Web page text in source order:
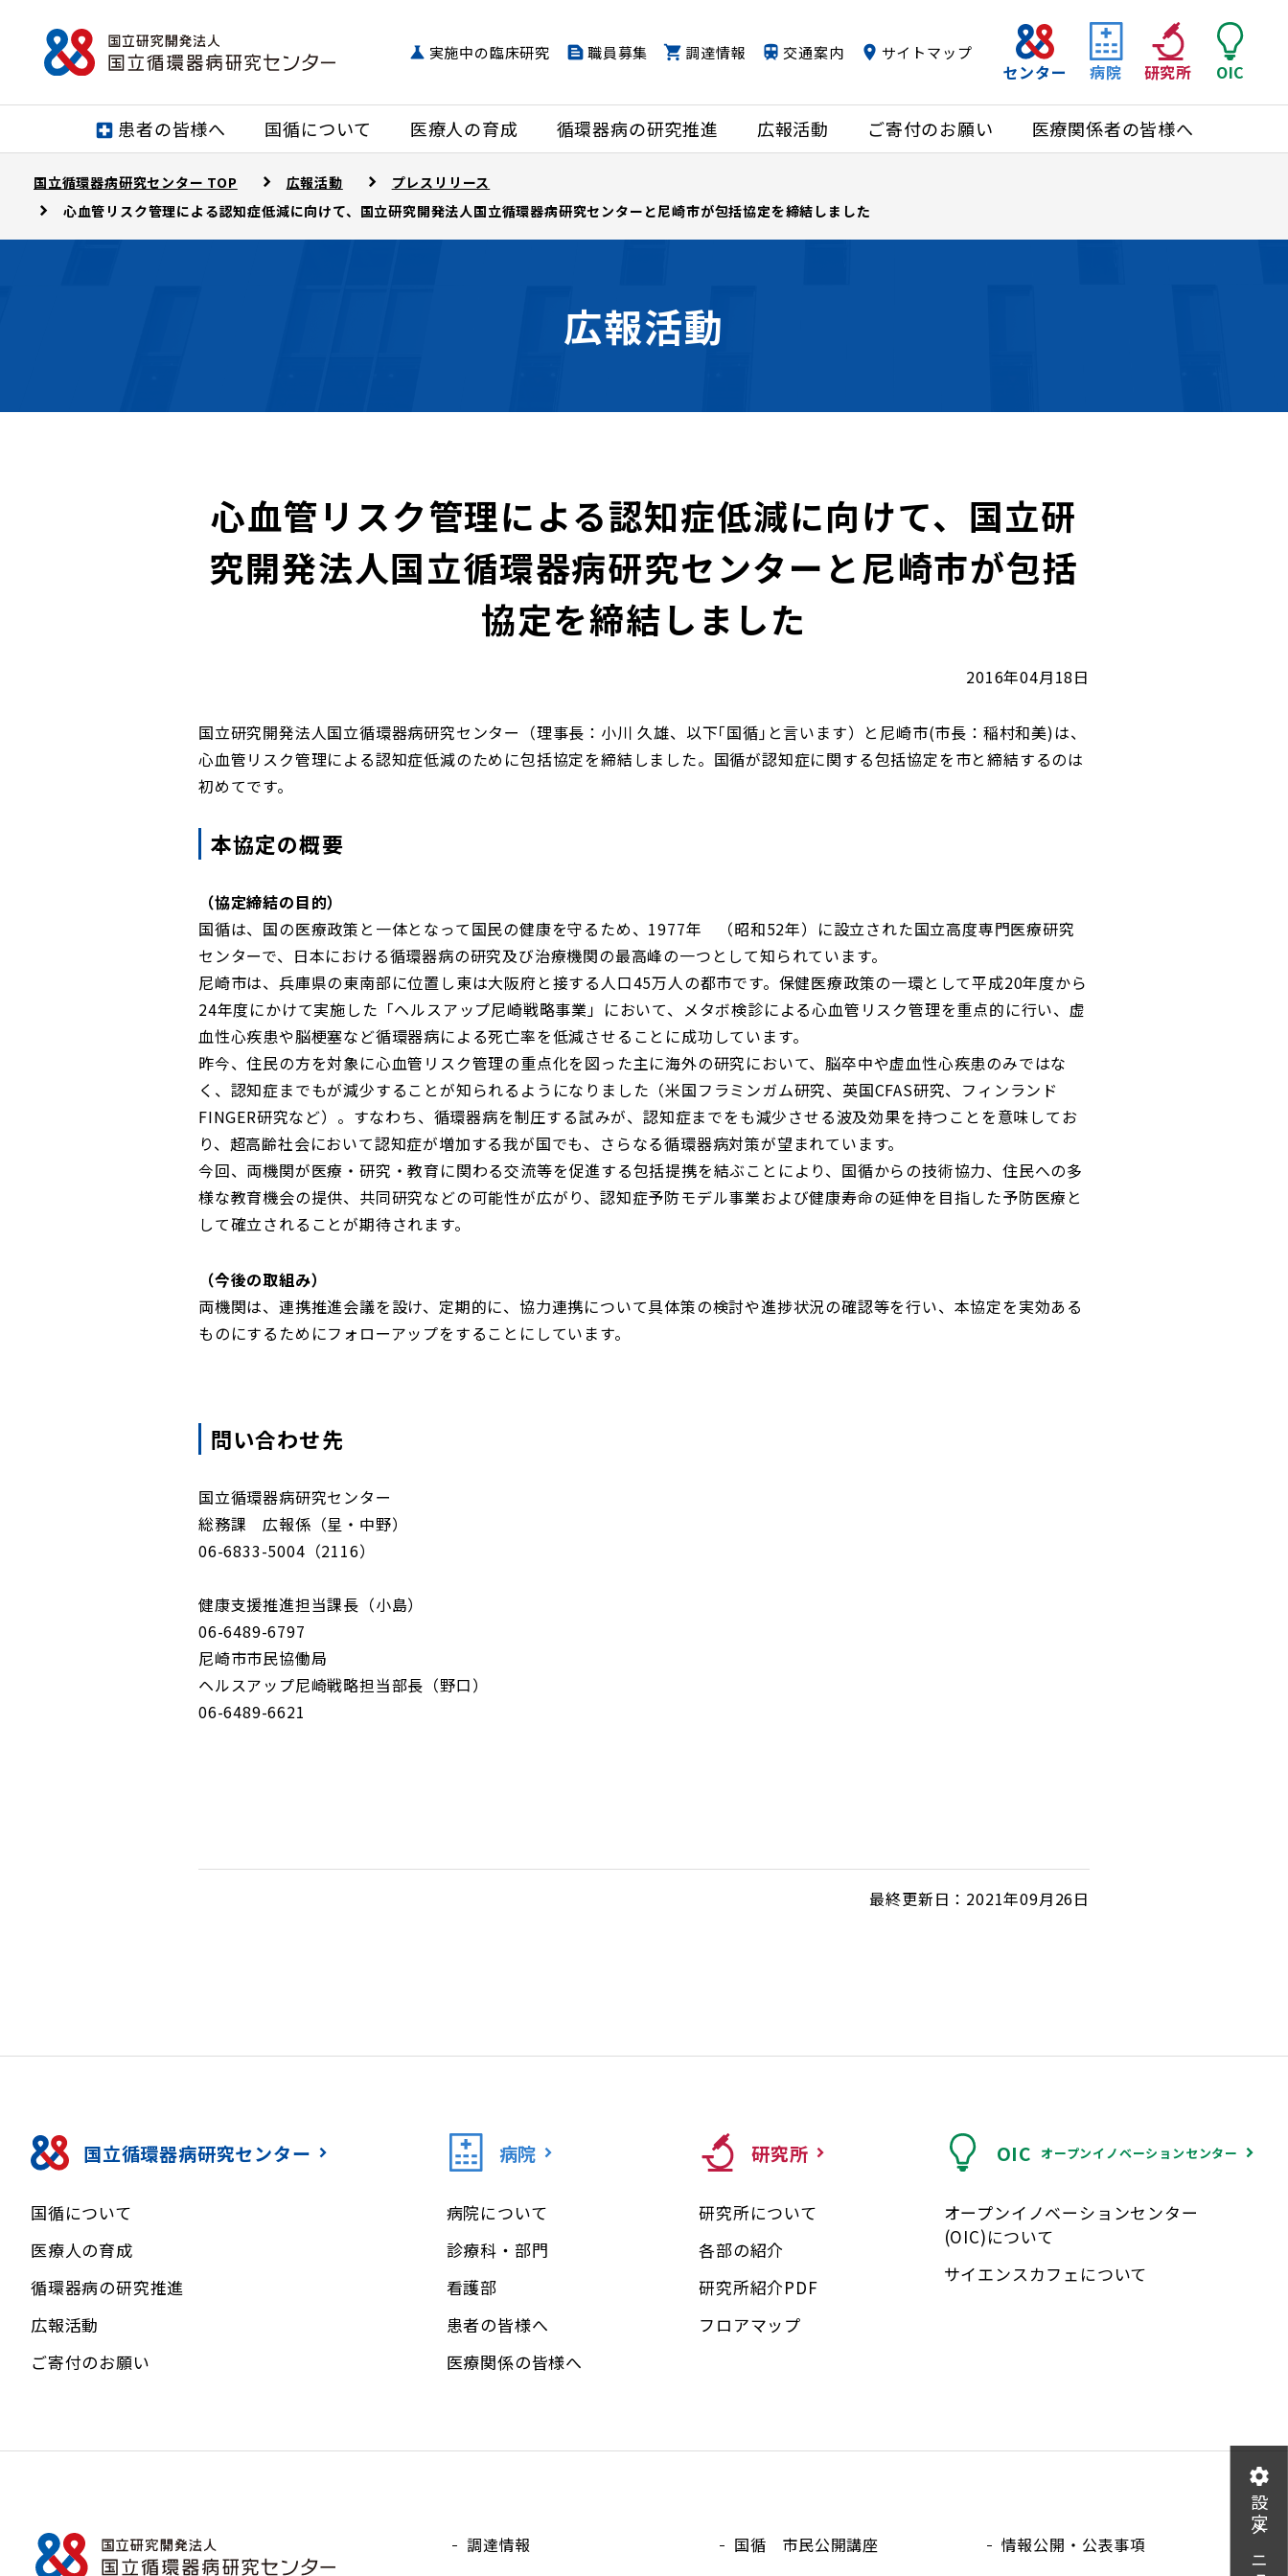
患者の皆様へ 国循について 医療人の育成 循環器病の研究推進 広報活動 ご寄付のお願い 医療関係者の皆様へ
センター 病院 研究所 OIC
実施中の臨床研究 職員募集 調達情報 交通案内 サイトマップ
国立循環器病研究センター TOP 広報活動
プレスリリース
心血管リスク管理による認知症低減に向けて、国立研究開発法人国立循環器病研究センターと尼崎市が包括協定を締結しました
広報活動
心血管リスク管理による認知症低減に向けて、国立研
究開発法人国立循環器病研究センターと尼崎市が包括
協定を締結しました
2016年04月18日
国立研究開発法人国立循環器病研究センター（理事長：小川 久雄、以下｢国循｣と言います）と尼崎市(市長：稲村和美)は、
心血管リスク管理による認知症低減のために包括協定を締結しました。国循が認知症に関する包括協定を市と締結するのは
初めてです。
本協定の概要
（協定締結の目的）
国循は、国の医療政策と一体となって国民の健康を守るため、1977年 （昭和52年）に設立された国立高度専門医療研究
センターで、日本における循環器病の研究及び治療機関の最高峰の一つとして知られています。
尼崎市は、兵庫県の東南部に位置し東は大阪府と接する人口45万人の都市です。保健医療政策の一環として平成20年度から
24年度にかけて実施した「ヘルスアップ尼崎戦略事業」において、メタボ検診による心血管リスク管理を重点的に行い、虚
血性心疾患や脳梗塞など循環器病による死亡率を低減させることに成功しています。
昨今、住民の方を対象に心血管リスク管理の重点化を図った主に海外の研究において、脳卒中や虚血性心疾患のみではな
く、認知症までもが減少することが知られるようになりました（米国フラミンガム研究、英国CFAS研究、フィンランド
FINGER研究など）。すなわち、循環器病を制圧する試みが、認知症までをも減少させる波及効果を持つことを意味してお
り、超高齢社会において認知症が増加する我が国でも、さらなる循環器病対策が望まれています。
今回、両機関が医療・研究・教育に関わる交流等を促進する包括提携を結ぶことにより、国循からの技術協力、住民への多
様な教育機会の提供、共同研究などの可能性が広がり、認知症予防モデル事業および健康寿命の延伸を目指した予防医療と
して確立されることが期待されます。
（今後の取組み）
両機関は、連携推進会議を設け、定期的に、協力連携について具体策の検討や進捗状況の確認等を行い、本協定を実効ある
ものにするためにフォローアップをすることにしています。
問い合わせ先
国立循環器病研究センター
総務課 広報係（星・中野）
06-6833-5004（2116）
健康支援推進担当課長（小島）
06-6489-6797
尼崎市市民協働局
ヘルスアップ尼崎戦略担当部長（野口）
06-6489-6621
最終更新日：2021年09月26日
国立循環器病研究センター
国循について
医療人の育成
循環器病の研究推進
広報活動
ご寄付のお願い
病院
病院について
診療科・部門
看護部
患者の皆様へ
医療関係の皆様へ
研究所
研究所について
各部の紹介
研究所紹介PDF
フロアマップ
OIC オープンイノベーションセンター
オープンイノベーションセンター
(OIC)について
サイエンスカフェについて
調達情報 国循 市民公開講座 情報公開・公表事項 設定メニュー